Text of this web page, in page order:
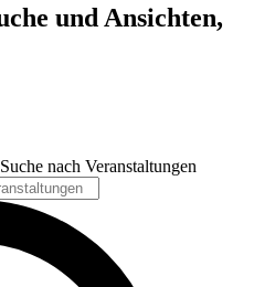
und Ansichten,
nach Veranstaltungen